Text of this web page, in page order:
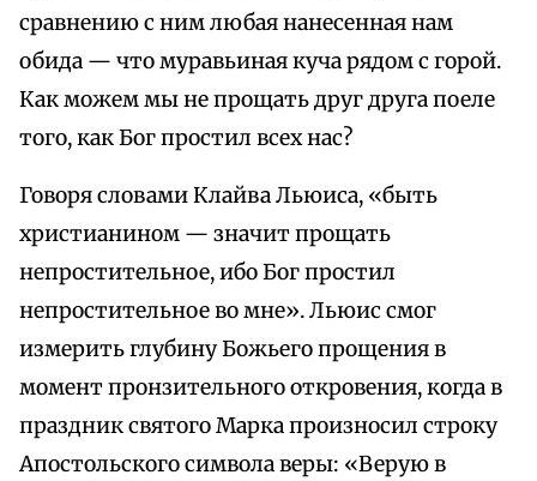
сравнению с ним любая нанесенная нам
обида — что муравьиная куча рядом с горой.
Как можем мы не прощать друг друга поеле
того, как Бог простил всех нас?
Говоря словами Клайва Льюиса, «быть
христианином — значит прощать
непростительное, ибо Бог простил
непростительное во мне». Льюис смог
измерить глубину Божьего прощения в
момент пронзительного откровения, когда в
праздник святого Марка произносил строку
Апостольского символа веры: «Верую в